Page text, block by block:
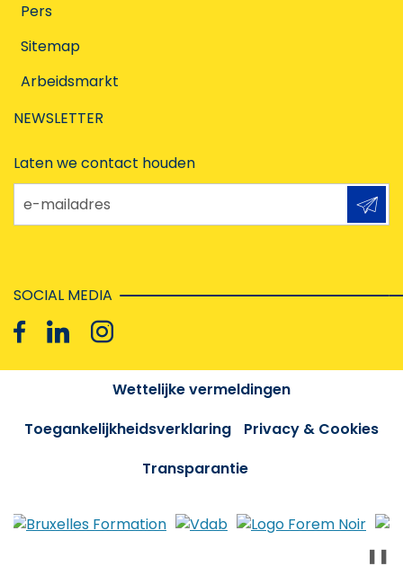
Pers
Sitemap
Arbeidsmarkt
NEWSLETTER
Laten we contact houden
e-mailadres
SOCIAL MEDIA
Wettelijke vermeldingen
Toegankelijkheidsverklaring
Privacy & Cookies
Transparantie
❚❚